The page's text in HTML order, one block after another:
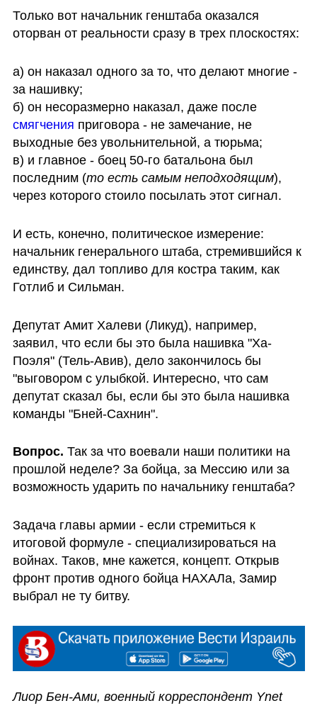
Только вот начальник генштаба оказался
оторван от реальности сразу в трех плоскостях:
а) он наказал одного за то, что делают многие -
за нашивку;
б) он несоразмерно наказал, даже после
смягчения приговора - не замечание, не
выходные без увольнительной, а тюрьма;
в) и главное - боец 50-го батальона был
последним (то есть самым неподходящим),
через которого стоило посылать этот сигнал.
И есть, конечно, политическое измерение:
начальник генерального штаба, стремившийся к
единству, дал топливо для костра таким, как
Готлиб и Сильман.
Депутат Амит Халеви (Ликуд), например,
заявил, что если бы это была нашивка "Ха-
Поэля" (Тель-Авив), дело закончилось бы
"выговором с улыбкой. Интересно, что сам
депутат сказал бы, если бы это была нашивка
команды "Бней-Сахнин".
Вопрос. Так за что воевали наши политики на
прошлой неделе? За бойца, за Мессию или за
возможность ударить по начальнику генштаба?
Задача главы армии - если стремиться к
итоговой формуле - специализироваться на
войнах. Таков, мне кажется, концепт. Открыв
фронт против одного бойца НАХАЛа, Замир
выбрал не ту битву.
Лиор Бен-Ами, военный корреспондент Ynet